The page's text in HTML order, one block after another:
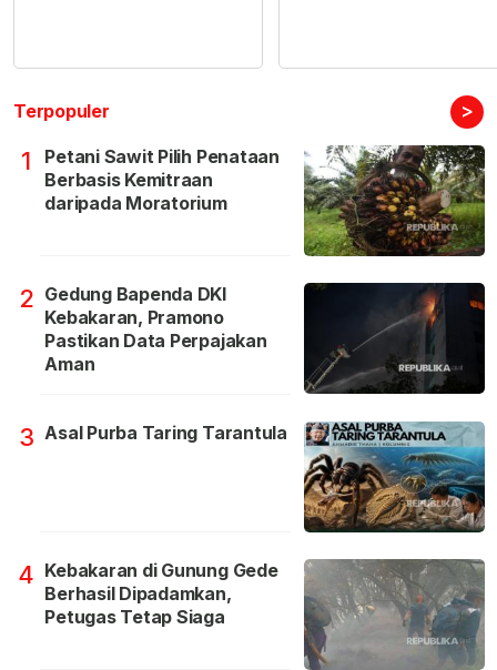
Terpopuler >
1
Petani Sawit Pilih Penataan
Berbasis Kemitraan
daripada Moratorium
2 Gedung Bapenda DKI
Kebakaran, Pramono
Pastikan Data Perpajakan
Aman
3 Asal Purba Taring Tarantula
4 Kebakaran di Gunung Gede
Berhasil Dipadamkan,
Petugas Tetap Siaga